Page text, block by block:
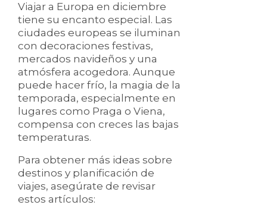
Viajar a Europa en diciembre
tiene su encanto especial. Las
ciudades europeas se iluminan
con decoraciones festivas,
mercados navideños y una
atmósfera acogedora. Aunque
puede hacer frío, la magia de la
temporada, especialmente en
lugares como Praga o Viena,
compensa con creces las bajas
temperaturas.
Para obtener más ideas sobre
destinos y planificación de
viajes, asegúrate de revisar
estos artículos: